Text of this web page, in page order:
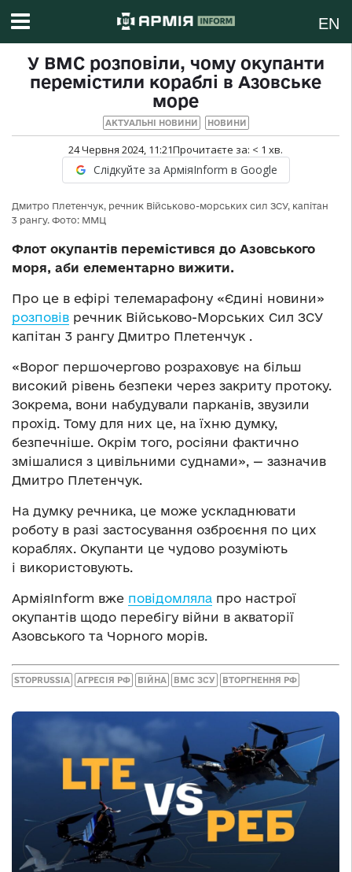
EN
У ВМС розповіли, чому окупанти
перемістили кораблі в Азовське
море
АКТУАЛЬНІ НОВИНИ НОВИНИ
24 Червня 2024, 11:21Прочитаєте за: < 1 хв.
Слідкуйте за АрміяInform в Google
Дмитро Плетенчук, речник Військово-морських сил ЗСУ, капітан
3 рангу. Фото: ММЦ
Флот окупантів перемістився до Азовського
моря, аби елементарно вижити.
Про це в ефірі телемарафону «Єдині новини»
розповів речник Військово-Морських Сил ЗСУ
капітан 3 рангу Дмитро Плетенчук .
«Ворог першочергово розраховує на більш
високий рівень безпеки через закриту протоку.
Зокрема, вони набудували парканів, звузили
прохід. Тому для них це, на їхню думку,
безпечніше. Окрім того, росіяни фактично
змішалися з цивільними суднами», — зазначив
Дмитро Плетенчук.
На думку речника, це може ускладнювати
роботу в разі застосування озброєння по цих
кораблях. Окупанти це чудово розуміють
і використовують.
АрміяInform вже повідомляла про настрої
окупантів щодо перебігу війни в акваторії
Азовського та Чорного морів.
STOPRUSSIA АГРЕСІЯ РФ ВІЙНА ВМС ЗСУ ВТОРГНЕННЯ РФ